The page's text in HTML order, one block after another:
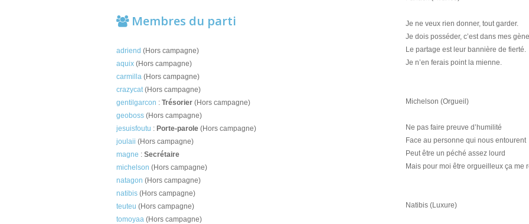
Membres du parti
adriend (Hors campagne)
aquix (Hors campagne)
carmilla (Hors campagne)
crazycat(Hors campagne)
gentilgarcon : Trésorier (Hors campagne)
geoboss (Hors campagne)
jesuisfoutu : Porte-parole (Hors campagne)
joulaii (Hors campagne)
magne : Secrétaire
michelson (Hors campagne)
natagon (Hors campagne)
natibis (Hors campagne)
teuteu (Hors campagne)
tomoyaa (Hors campagne)
Je ne veux rien donner, tout garder.
Je dois posséder, c’est dans mes
Le partage est leur bannière de fierté.
Je n’en ferais point la mienne.
Michelson (Orgueil)
Ne pas faire preuve d’humilité
Face au personne qui nous entourent
Peut être un péché assez lourd
Mais pour moi être orgueilleux ça me
Natibis (Luxure)